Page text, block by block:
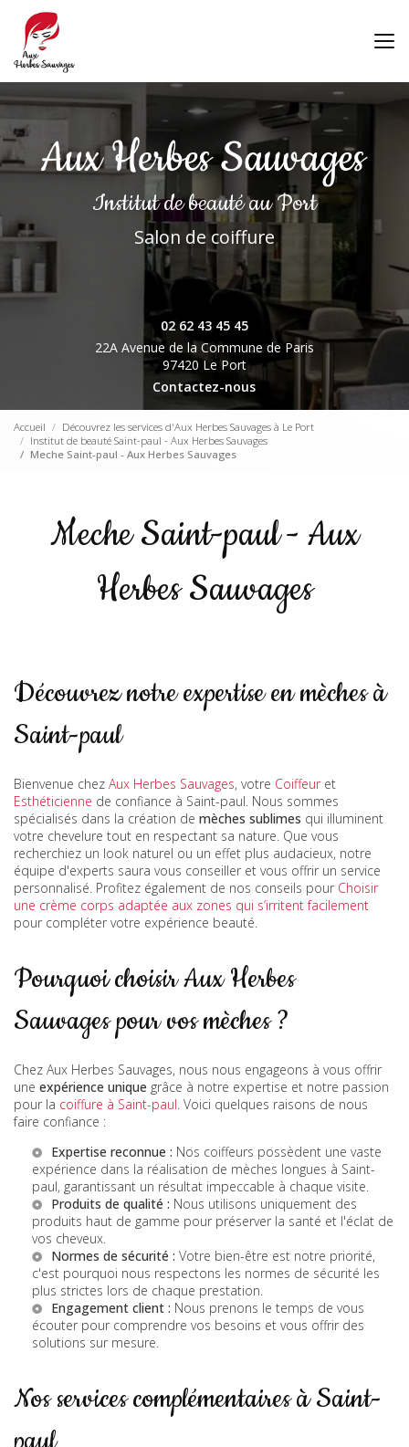
contenu
principal
Institut de beautéau Port
Salon de coiffure
02 62 43 45 45
22A Avenue de la Commune de Paris
97420 Le Port
Contactez-nous
Accueil
Découvrez les services d'Aux Herbes Sauvages à Le Port
Institut de beauté Saint-paul - Aux Herbes Sauvages
Meche Saint-paul - Aux Herbes Sauvages
Meche Saint-paul - Aux
Herbes Sauvages
Découvrez notre expertise en mèches à
Saint-paul
Bienvenue chez Aux Herbes Sauvages, votre Coiffeuret
Esthéticienne de confiance à Saint-paul. Nous sommes
spécialisés dans la création de mèches sublimes qui illuminent
votre chevelure tout en respectant sa nature. Que vous
recherchiez un look naturel ou un effet plus audacieux, notre
équipe d'experts saura vous conseiller et vous offrir un service
personnalisé. Profitez également de nos conseils pour Choisir
une crème corps adaptée aux zones qui s’irritent facilement
pour compléter votre expérience beauté.
Pourquoi choisir Aux Herbes
Sauvages pour vos mèches ?
Chez Aux Herbes Sauvages, nous nous engageons à vous offrir
une expérience unique grâce à notre expertise et notre passion
pour la coiffure à Saint-paul. Voici quelques raisons de nous
faire confiance :
Expertise reconnue : Nos coiffeurs possèdent une vaste
expérience dans la réalisation de mèches longues à Saint-
paul, garantissant un résultat impeccable à chaque visite.
Produits de qualité : Nous utilisons uniquement des
produits haut de gamme pour préserver la santé et l'éclat de
vos cheveux.
Normes de sécurité : Votre bien-être est notre priorité,
c'est pourquoi nous respectons les normes de sécurité les
plus strictes lors de chaque prestation.
Engagement client : Nous prenons le temps de vous
écouter pour comprendre vos besoins et vous offrir des
solutions sur mesure.
Nos services complémentaires à Saint-